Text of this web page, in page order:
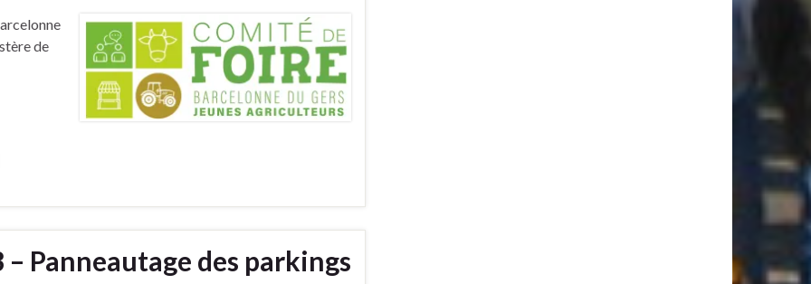
de
Panneautage des parkings